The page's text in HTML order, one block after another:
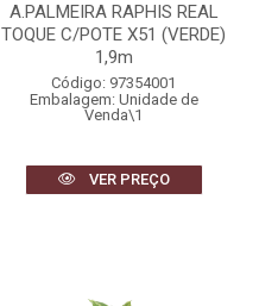
A.PALMEIRA RAPHIS REAL
TOQUE C/POTE X51 (VERDE)
1,9m
Código: 97354001
Embalagem: Unidade de
Venda\1
VER PREÇO